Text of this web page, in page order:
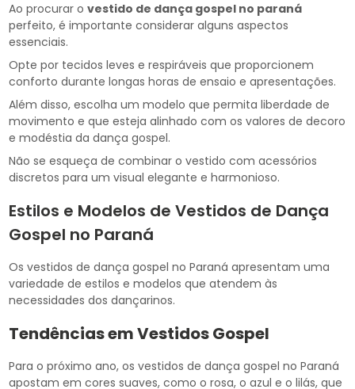
Ao procurar ovestido de dança gospel no paraná
perfeito, é importante considerar alguns aspectos
essenciais.
Opte por tecidos leves e respiráveis que proporcionem
conforto durante longas horas de ensaio e apresentações.
Além disso, escolha um modelo que permita liberdade de
movimento e que esteja alinhado com os valores de decoro
e modéstia da dança gospel.
Não se esqueça de combinar o vestido com acessórios
discretos para um visual elegante e harmonioso.
Estilos e Modelos de Vestidos de Dança
Gospel no Paraná
Os vestidos de dança gospel no Paraná apresentam uma
variedade de estilos e modelos que atendem às
necessidades dos dançarinos.
Tendências em Vestidos Gospel
Para o próximo ano, os vestidos de dança gospel no Paraná
apostam em cores suaves, como o rosa, o azul e o lilás, que